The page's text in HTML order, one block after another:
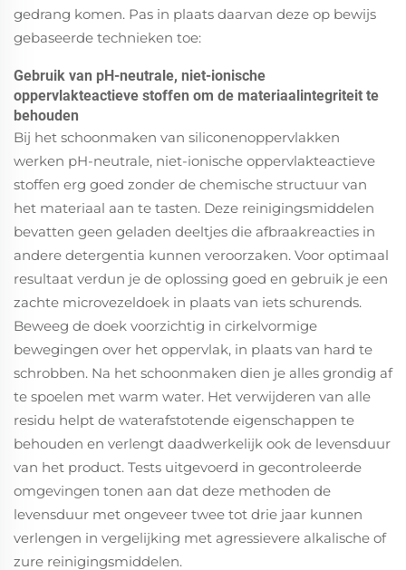
gedrang komen. Pas in plaats daarvan deze op bewijs
gebaseerde technieken toe:
Gebruik van pH-neutrale, niet-ionische
oppervlakteactieve stoffen om de materiaalintegriteit te
behouden
Bij het schoonmaken van siliconenoppervlakken
werken pH-neutrale, niet-ionische oppervlakteactieve
stoffen erg goed zonder de chemische structuur van
het materiaal aan te tasten. Deze reinigingsmiddelen
bevatten geen geladen deeltjes die afbraakreacties in
andere detergentia kunnen veroorzaken. Voor optimaal
resultaat verdun je de oplossing goed en gebruik je een
zachte microvezeldoek in plaats van iets schurends.
Beweeg de doek voorzichtig in cirkelvormige
bewegingen over het oppervlak, in plaats van hard te
schrobben. Na het schoonmaken dien je alles grondig af
te spoelen met warm water. Het verwijderen van alle
residu helpt de waterafstotende eigenschappen te
behouden en verlengt daadwerkelijk ook de levensduur
van het product. Tests uitgevoerd in gecontroleerde
omgevingen tonen aan dat deze methoden de
levensduur met ongeveer twee tot drie jaar kunnen
verlengen in vergelijking met agressievere alkalische of
zure reinigingsmiddelen.